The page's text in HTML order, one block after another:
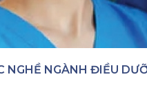
NGHỀ NGÀNH ĐIỀU